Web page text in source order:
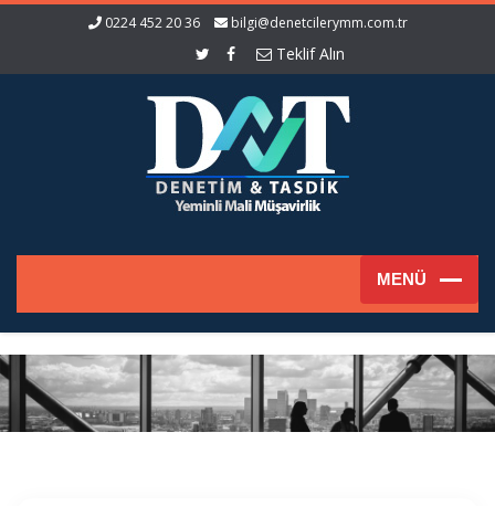
0224 452 20 36 bilgi@denetcilerymm.com.tr
Teklif Alın